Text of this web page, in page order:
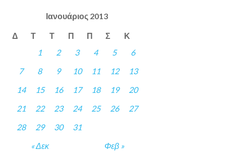
Ιανουάριος 2013
Δ Τ Τ Π Π Σ Κ
« Δεκ Φεβ »
1 2 3 4 5
6
7
8 9 10 11 12
13
14
15 16 17 18 19
20
21
22 23 24 25 26
27
28
29 30 31